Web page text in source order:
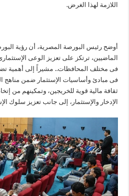
اللازمة لهذا الغرض.
أوضح رئيس البورصة المصرية، أن رؤية
الماضيين، ترتكز على تعزيز الوعى
فى مختلف المحافظات.. مشيراً إلى أهمية
فى مبادئ وأساسيات الإستثمار ضمن مناهج
ثقافة مالية قوية للخريجين، وتمكينهم من
الإدخار والإستثمار، إلى جانب تعزيز سلوك